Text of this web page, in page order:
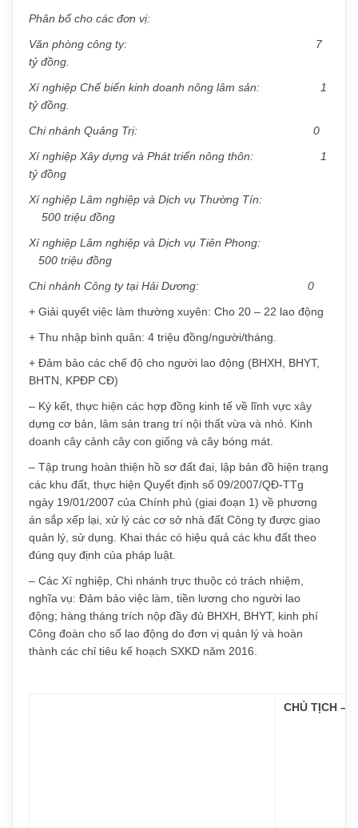
Phân bổ cho các đơn vị:
Văn phòng công ty: 7
tỷ đồng.
Xí nghiệp Chế biến kinh doanh nông lâm sản: 1
tỷ đồng.
Chi nhánh Quảng Trị: 0
Xí nghiệp Xây dựng và Phát triển nông thôn:
1
tỷ đồng
Xí nghiệp Lâm nghiệp và Dịch vụ Thường Tín:
500 triệu đồng
Xí nghiệp Lâm nghiệp và Dịch vụ Tiên Phong:
500 triệu đồng
Chi nhánh Công ty tại Hải Dương: 0
+ Giải quyết việc làm thường xuyên: Cho 20 – 22 lao động
+ Thu nhập bình quân: 4 triệu đồng/người/tháng.
+ Đảm bảo các chế độ cho người lao động (BHXH, BHYT,
BHTN, KPĐP CĐ)
– Ký kết, thực hiện các hợp đồng kinh tế về lĩnh vực xây
dựng cơ bản, lâm sản trang trí nội thất vừa và nhỏ. Kinh
doanh cây cảnh cây con giống và cây bóng mát.
– Tập trung hoàn thiện hồ sơ đất đai, lập bản đồ hiện trạng
các khu đất, thực hiện Quyết định số 09/2007/QĐ-TTg
ngày 19/01/2007 của Chính phủ (giai đoạn 1) về phương
án sắp xếp lại, xử lý các cơ sở nhà đất Công ty được giao
quản lý, sử dụng. Khai thác có hiệu quả các khu đất theo
đúng quy định của pháp luật.
– Các Xí nghiệp, Chi nhánh trực thuộc có trách nhiệm,
nghĩa vụ: Đảm bảo việc làm, tiền lương cho người lao
động; hàng tháng trích nộp đầy đủ BHXH, BHYT, kinh phí
Công đoàn cho số lao động do đơn vị quản lý và hoàn
thành các chỉ tiêu kế hoạch SXKD năm 2016.
CHỦ TỊCH –